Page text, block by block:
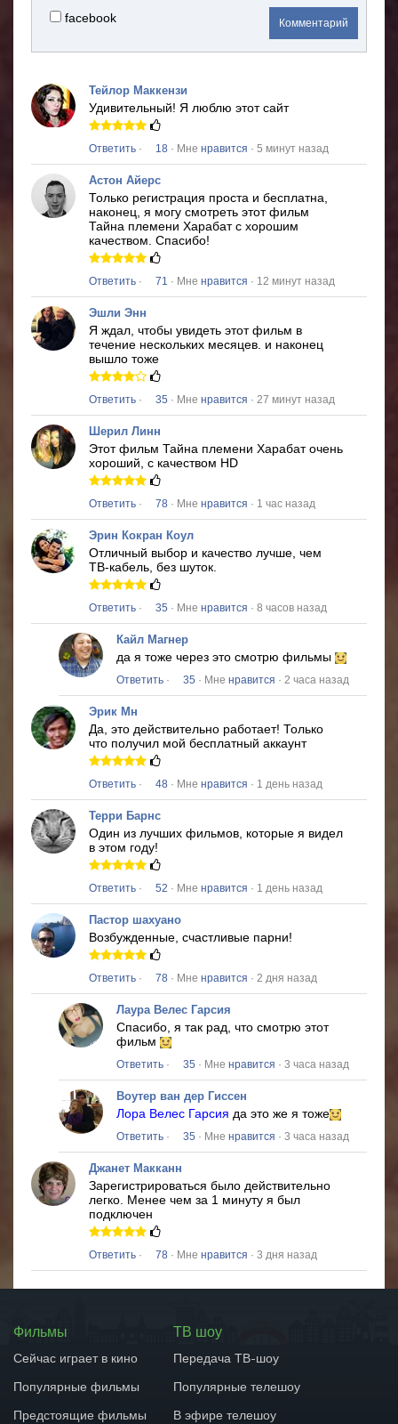
facebook Комментарий
Тейлор Маккензи
Удивительный! Я люблю этот сайт
Ответить · 18 · Мне нравится · 5 минут назад
Астон Айерс
Только регистрация проста и бесплатна,
наконец, я могу смотреть этот фильм
Тайна племени Харабатс хорошим
качеством. Спасибо!
Ответить · 71 · Мне нравится · 12 минут назад
Эшли Энн
Я ждал, чтобы увидеть этот фильм в
течение нескольких месяцев. и наконец
вышло тоже
Ответить · 35 · Мне нравится · 27 минут назад
Шерил Линн
Этот фильм Тайна племени Харабаточень
хороший, с качеством HD
Ответить · 78 · Мне нравится · 1 час назад
Эрин Кокран Коул
Отличный выбор и качество лучше, чем
ТВ-кабель, без шуток.
Ответить · 35 · Мне нравится · 8 часов назад
Кайл Магнер
да я тоже через это смотрю фильмы
Ответить · 35 · Мне нравится · 2 часа назад
Эрик Мн
Да, это действительно работает! Только
что получил мой бесплатный аккаунт
Ответить · 48 · Мне нравится · 1 день назад
Терри Барнс
Один из лучших фильмов, которые я видел
в этом году!
Ответить · 52 · Мне нравится · 1 день назад
Пастор шахуано
Возбужденные, счастливые парни!
Ответить · 78 · Мне нравится · 2 дня назад
Лаура Велес Гарсия
Спасибо, я так рад, что смотрю этот
фильм
Ответить · 35 · Мне нравится · 3 часа назад
Воутер ван дер Гиссен
Лора Велес Гарсия да это же я тоже
Ответить · 35 · Мне нравится · 3 часа назад
Джанет Макканн
Зарегистрироваться было действительно
легко. Менее чем за 1 минуту я был
подключен
Ответить · 78 · Мне нравится · 3 дня назад
Фильмы
Сейчас играет в кино
Популярные фильмы
Предстоящие фильмы
ТВ шоу
Передача ТВ-шоу
Популярные телешоу
В эфире телешоу